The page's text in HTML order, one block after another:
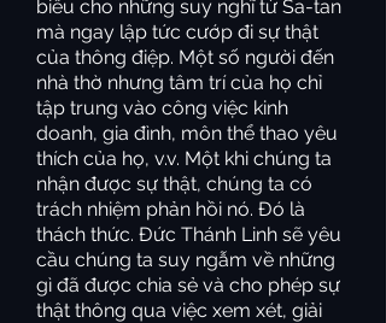
biểu cho những suy nghĩ từ Sa-tan
mà ngay lập tức cướp đi sự thật
của thông điệp. Một số người đến
nhà thờ nhưng tâm trí của họ chỉ
tập trung vào công việc kinh
doanh, gia đình, môn thể thao yêu
thích của họ, v.v. Một khi chúng ta
nhận được sự thật, chúng ta có
trách nhiệm phản hồi nó. Đó là
thách thức. Đức Thánh Linh sẽ yêu
cầu chúng ta suy ngẫm về những
gì đã được chia sẻ và cho phép sự
thật thông qua việc xem xét, giải